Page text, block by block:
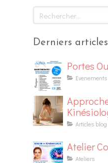
Rechercher
Derniers articles
Portes
Evenements
Risques
Articles blog
Atelier
Ateliers